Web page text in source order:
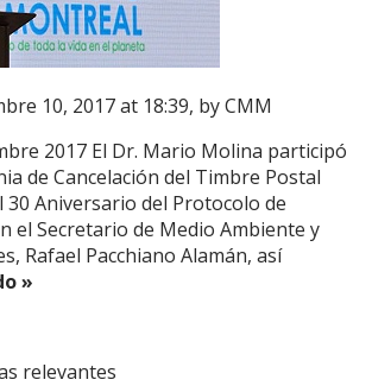
10, 2017 at 18:39, byCMM
2017 El Dr. Mario Molina participó
de Cancelación del Timbre Postal
Aniversario del Protocolo de
el Secretario de Medio Ambiente y
Rafael Pacchiano Alamán, así
»
relevantes